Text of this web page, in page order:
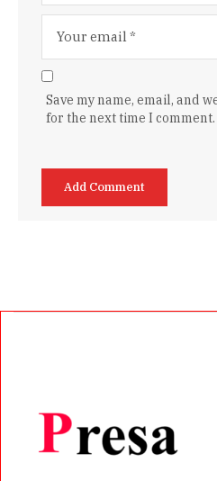
Save my name, email, and
for the next time I comment.